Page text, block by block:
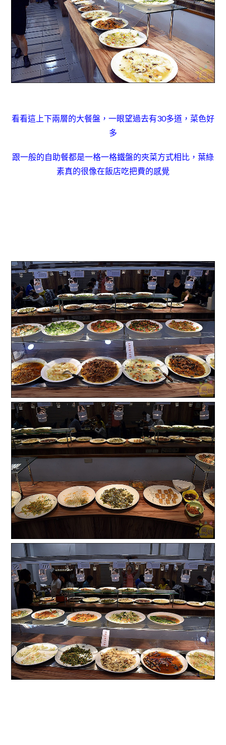
看看這上下兩層的大餐盤，一眼望過去有30多道，菜色好
多
跟一般的自助餐都是一格一格鐵盤的夾菜方式相比，葉綠
素真的很像在飯店吃把費的感覺